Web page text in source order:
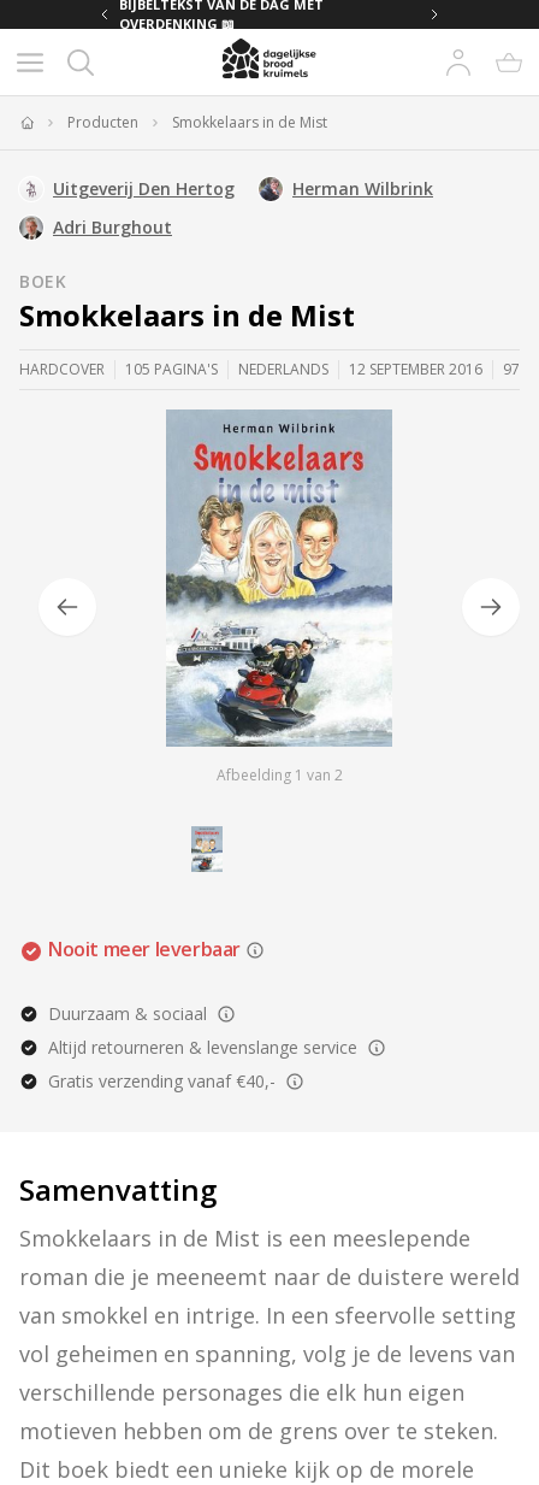
BIJBELTEKST VAN DE DAG MET
OVERDENKING 📖
Producten Smokkelaars in de Mist
Uitgeverij Den Hertog
Herman Wilbrink
Adri Burghout
BOEK
Smokkelaars in de Mist
HARDCOVER 105 PAGINA'S NEDERLANDS 12 SEPTEMBER 2016
Afbeelding 1 van 2
Nooit meer leverbaar
Duurzaam & sociaal
Altijd retourneren & levenslange service
Gratis verzending vanaf €40,-
Samenvatting
Smokkelaars in de Mist is een meeslepende
roman die je meeneemt naar de duistere wereld
van smokkel en intrige. In een sfeervolle setting
vol geheimen en spanning, volg je de levens van
verschillende personages die elk hun eigen
motieven hebben om de grens over te steken.
Dit boek biedt een unieke kijk op de morele